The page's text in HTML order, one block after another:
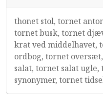
thonet stol, tornet
tornet busk, tornet
krat ved middelhavet,
ordbog, tornet
salat, tornet salat
synonymer, tornet